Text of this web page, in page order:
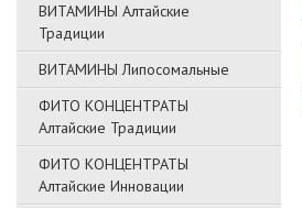
ВИТАМИНЫ Алтайские
Традиции
ВИТАМИНЫ Липосомальные
ФИТО КОНЦЕНТРАТЫ
Алтайские Традиции
ФИТО КОНЦЕНТРАТЫ
Алтайские Инновации